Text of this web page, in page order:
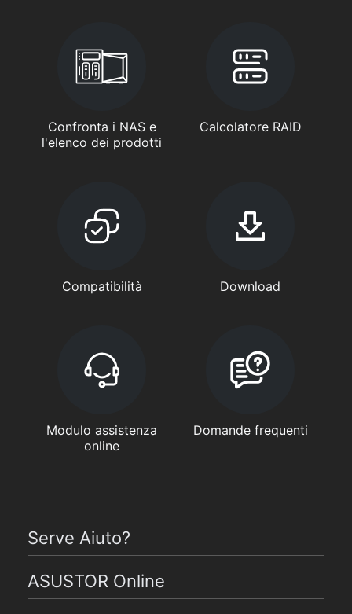
Confronta i NAS e
l'elenco dei prodotti
Calcolatore RAID
Compatibilità Download
Modulo assistenza
online
Domande frequenti
Serve Aiuto?
ASUSTOR Online